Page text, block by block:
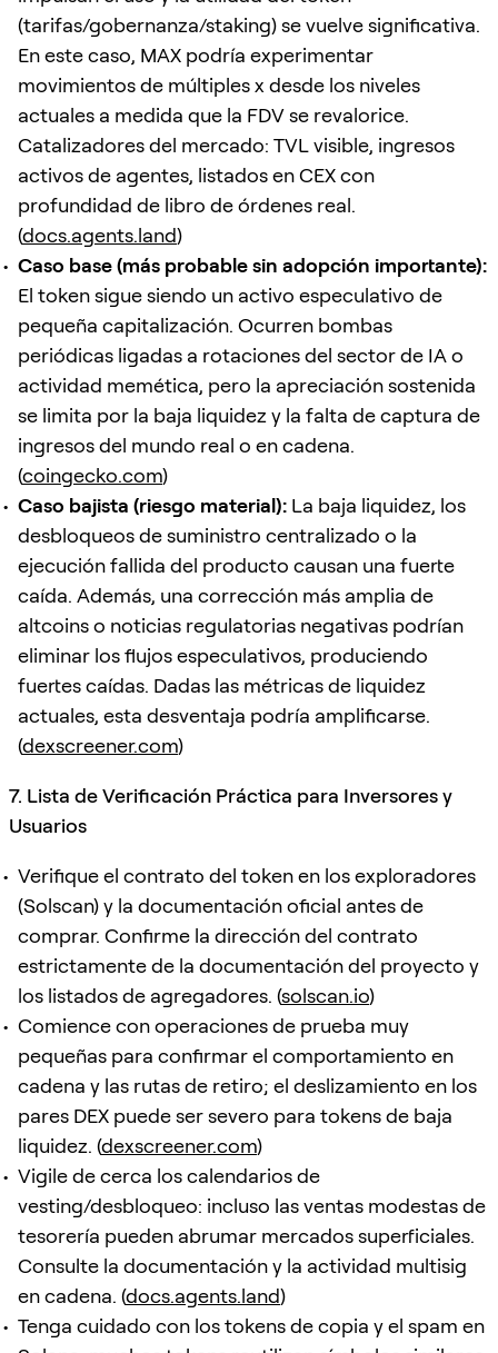
(tarifas/gobernanza/staking) se vuelve significativa.
En este caso, MAX podría experimentar
movimientos de múltiples x desde los niveles
actuales a medida que la FDV se revalorice.
Catalizadores del mercado: TVL visible, ingresos
activos de agentes, listados en CEX con
profundidad de libro de órdenes real.
(docs.agents.land)
Caso base (más probable sin adopción importante):
El token sigue siendo un activo especulativo de
pequeña capitalización. Ocurren bombas
periódicas ligadas a rotaciones del sector de IA o
actividad memética, pero la apreciación sostenida
se limita por la baja liquidez y la falta de captura de
ingresos del mundo real o en cadena.
(coingecko.com)
Caso bajista (riesgo material): La baja liquidez, los
desbloqueos de suministro centralizado o la
ejecución fallida del producto causan una fuerte
caída. Además, una corrección más amplia de
altcoins o noticias regulatorias negativas podrían
eliminar los flujos especulativos, produciendo
fuertes caídas. Dadas las métricas de liquidez
actuales, esta desventaja podría amplificarse.
(dexscreener.com)
7. Lista de Verificación Práctica para Inversores y
Usuarios
Verifique el contrato del token en los exploradores
(Solscan) y la documentación oficial antes de
comprar. Confirme la dirección del contrato
estrictamente de la documentación del proyecto y
los listados de agregadores. (solscan.io)
Comience con operaciones de prueba muy
pequeñas para confirmar el comportamiento en
cadena y las rutas de retiro; el deslizamiento en los
pares DEX puede ser severo para tokens de baja
liquidez. (dexscreener.com)
Vigile de cerca los calendarios de
vesting/desbloqueo: incluso las ventas modestas de
tesorería pueden abrumar mercados superficiales.
Consulte la documentación y la actividad multisig
en cadena. (docs.agents.land)
Tenga cuidado con los tokens de copia y el spam en